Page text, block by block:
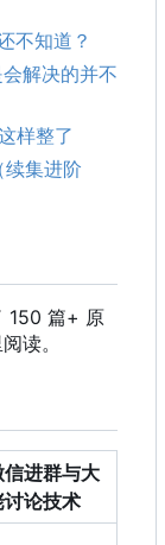
不知道？
解决的并不
样整了
集进阶
150 篇+ 原
读。
进群与大
讨论技术